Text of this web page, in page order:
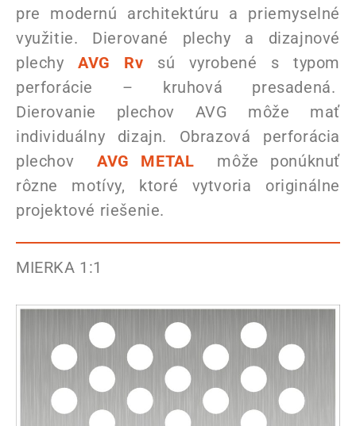
pre modernú architektúru a priemyselné
využitie. Dierované plechy a dizajnové
plechy AVG Rv sú vyrobené s typom
perforácie – kruhová presadená.
Dierovanie plechov AVG môže mať
individuálny dizajn. Obrazová perforácia
plechovAVG METAL
môže ponúknuť
rôzne motívy, ktoré vytvoria originálne
projektové riešenie.
MIERKA 1:1